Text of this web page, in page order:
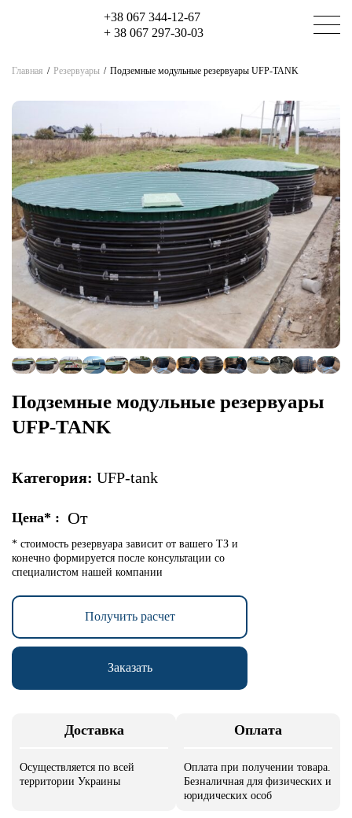
+38 067 344-12-67
+ 38 067 297-30-03
Главная / Резервуары / Подземные модульные резервуары UFP-TANK
Подземные модульные резервуары
UFP-TANK
Категория: UFP-tank
Цена* : От
* стоимость резервуара зависит от вашего ТЗ и
конечно формируется после консультации со
специалистом нашей компании
Получить расчет
Заказать
Доставка
Осуществляется по всей
территории Украины
Оплата
Оплата при получении товара.
Безналичная для физических и
юридических особ